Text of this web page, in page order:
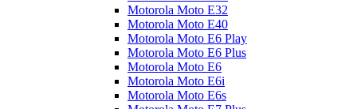
Motorola Moto E32
Motorola Moto E40
Motorola Moto E6 Play
Motorola Moto E6 Plus
Motorola Moto E6
Motorola Moto E6i
Motorola Moto E6s